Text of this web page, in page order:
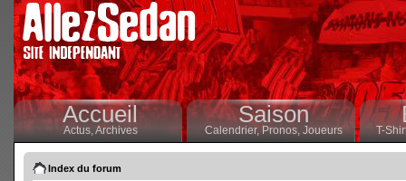
Accueil
Actus,Archives
Saison
Calendrier,Pronos, Joueurs T-
Index du forum